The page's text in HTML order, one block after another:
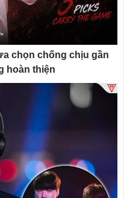
chọn chống chịu gần
hoàn thiện